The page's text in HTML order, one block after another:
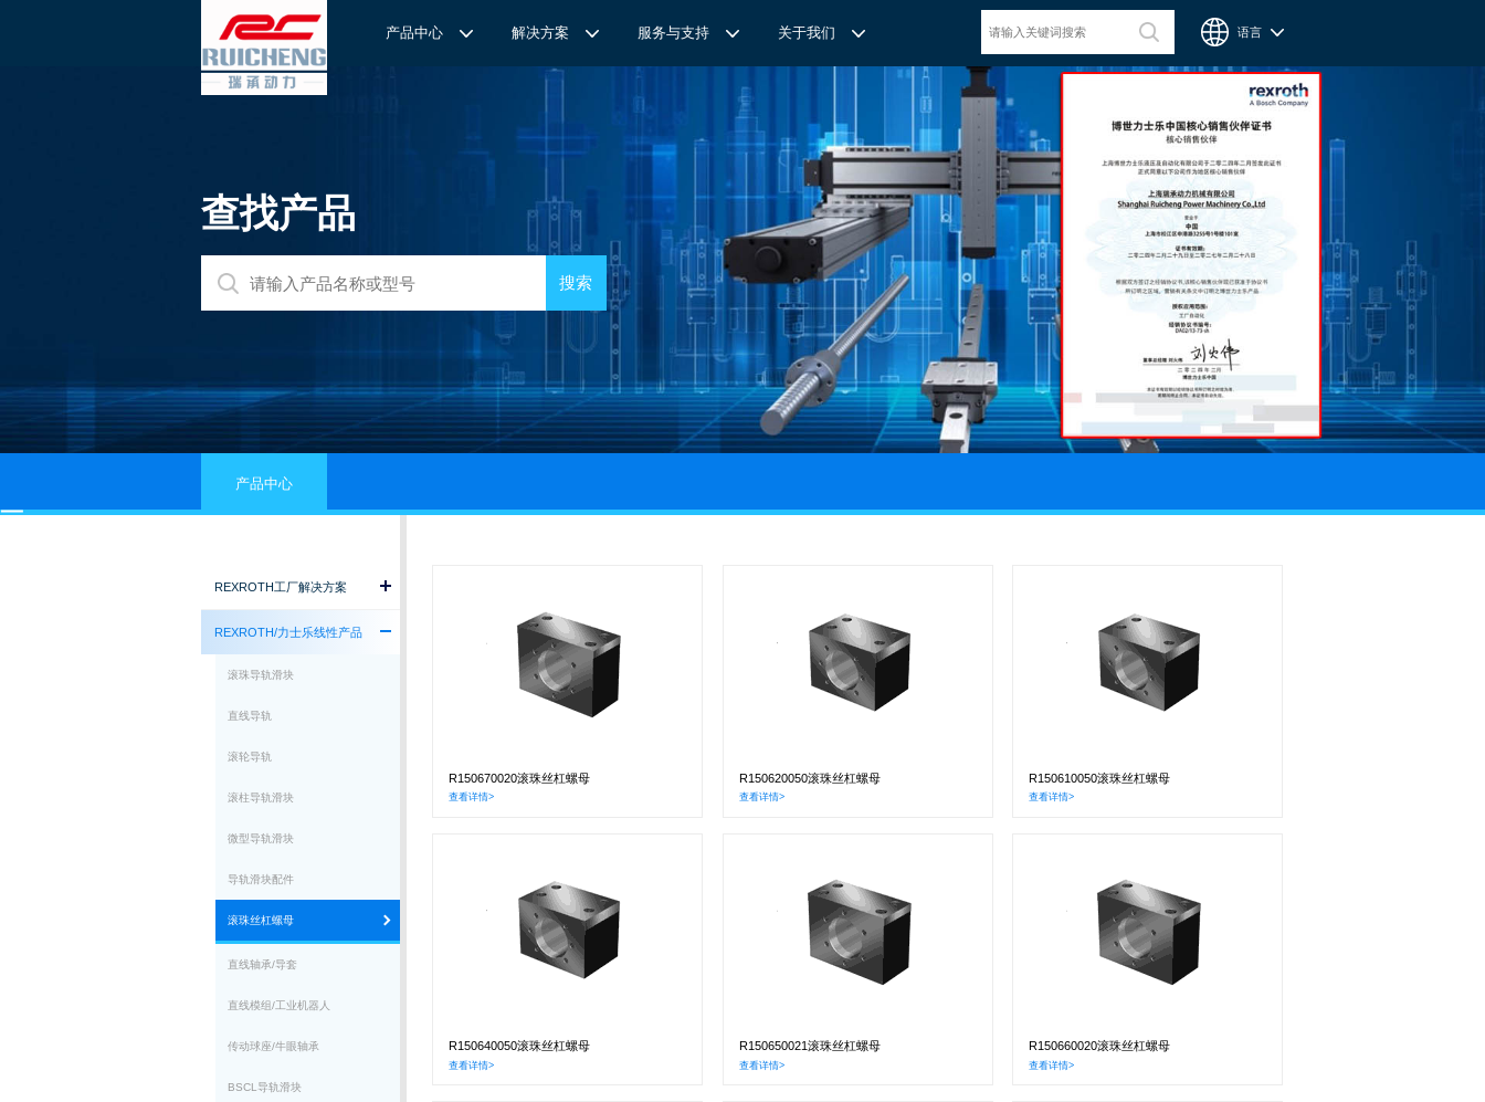
产品中心
REXROTH/力士乐线性产品
REXROTH丝杠螺母
REXROTH直线模组
REXROTH测量系统IMS
REXROTH/力士乐伺服驱动
CPC滑块
ACE缓冲器
RENOLD/雷诺德工业链条
滚轮导轨
滚柱导轨滑块
传动球座/牛眼轴承
直线模组/工业机器人
直线轴承/导套
滚珠丝杠螺母
博世力士乐中国 | Bosch Rexroth 中国
博世力士乐（Bosch Rexroth）为工业及工厂自动化、行走机
械、以及可再生能源等领域的客户提供传动、控制与移动解决方
案；作为全球超过50万客户的共同选择，力士乐正不断为客户
提供高质量的电控、液压、气动以及机电一体化元件和系统。
Chieftek Precision Co., Ltd. 直得科技股份有限公司簡稱cpc。
cpc注重人才在品德與技術兼備的重要性，整個核心團隊不斷研
發、製造高品質線性運動系統與零組件，創造產品永續經營與創
新。cpc 微型滑軌主要應用在精密量測、電子業、自動化產業與
半導體等，更在國際生醫科技獲得青睞與肯定。
解决方案
针
对通用机床的CNC系统解决方案
力
士乐：总装车间自动化合作伙伴
交钥匙的自动化解决方案
博世力士乐--混凝土搅拌车
博
世力士乐--摊铺机和路面铣刨机
REXROTH力士乐激光切割路径测量
机床制造商 TRUMPF 选用博世力士乐的 IMS 感应式距离测量
系统进行激光切割。
服务与支持
技术支持
样本下载
我们拥有一批高素质，经验丰富，精通业务的销售工程师，可以
提供完善技术服务，必要的时候，我们还可以安排厂方的工程师
和技术人员为客户解决技术上的问题，使客户对我们的产品有信
关于我们
关于我们
特别说明
力
士乐滑块导轨安装流程与关键步骤
力士乐电动缸选型指南
力
士乐驱动智能制造的精密力量‌——直线模组与工业机器人
【
力士乐滚柱滑块 | 高端传动优选 尽在上海瑞承动力】
雷诺德输送链的特点
上海瑞承动力机械有限公司
我们致力于机械自动化产品的供应,提供技术支持，是德国
BOSCH REXROTH/力士乐(STAR/星牌）、英国瑞诺
德/RENOLD链条代理商、奇石乐Kistler代理商。主要经营范围
包括进口工业链条链轮、直线导轨滑块、轴承、丝杆螺母、直线
运动模块、气动、液压产品,离合器等相关系列工业产品的机
构，主要服务对象是机械工业各领域的企业。
语言
查找产品
产品中心
REXROTH工厂解决方案
REXROTH/力士乐线性产品
滚珠导轨滑块
直线导轨
滚轮导轨
滚柱导轨滑块
微型导轨滑块
导轨滑块配件
滚珠丝杠螺母
直线轴承/导套
直线模组/工业机器人
传动球座/牛眼轴承
BSCL导轨滑块
R150670020滚珠丝杠螺母
查看详情>
R150620050滚珠丝杠螺母
查看详情>
R150610050滚珠丝杠螺母
查看详情>
R150640050滚珠丝杠螺母
查看详情>
R150650021滚珠丝杠螺母
查看详情>
R150660020滚珠丝杠螺母
查看详情>